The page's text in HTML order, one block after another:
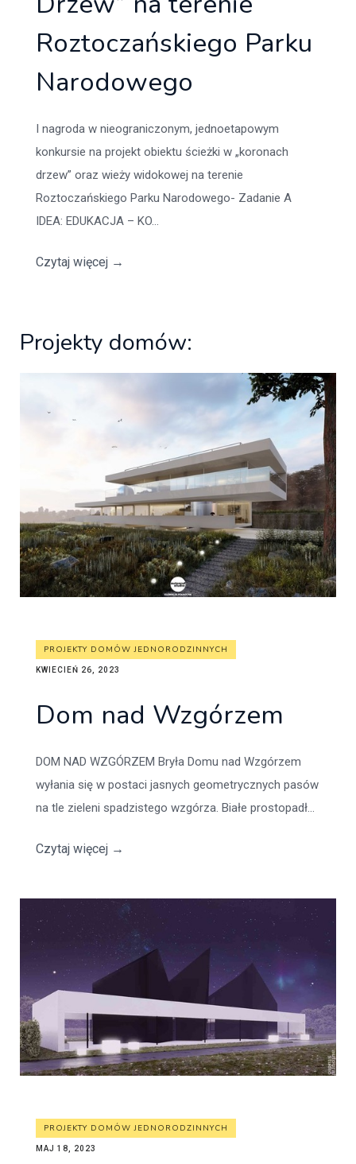
Roztoczańskiego Parku
Narodowego
I nagroda w nieograniczonym, jednoetapowym
konkursie na projekt obiektu ścieżki w „koronach
drzew” oraz wieży widokowej na terenie
Roztoczańskiego Parku Narodowego- Zadanie A
IDEA: EDUKACJA – KO...
Czytaj więcej →
Projekty domów:
PROJEKTY DOMÓW JEDNORODZINNYCH
KWIECIEŃ 26, 2023
Dom nad Wzgórzem
DOM NAD WZGÓRZEM Bryła Domu nad Wzgórzem
wyłania się w postaci jasnych geometrycznych pasów
na tle zieleni spadzistego wzgórza. Białe prostopadł...
Czytaj więcej →
PROJEKTY DOMÓW JEDNORODZINNYCH
MAJ 18, 2023